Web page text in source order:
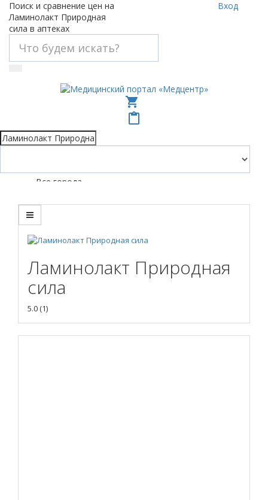
Поиск и сравнение цен на
Ламинолакт Природная
сила в аптеках
Вход
shopping_cart
content_paste
Все города
Ламинолакт Природная
сила
5.0(1)